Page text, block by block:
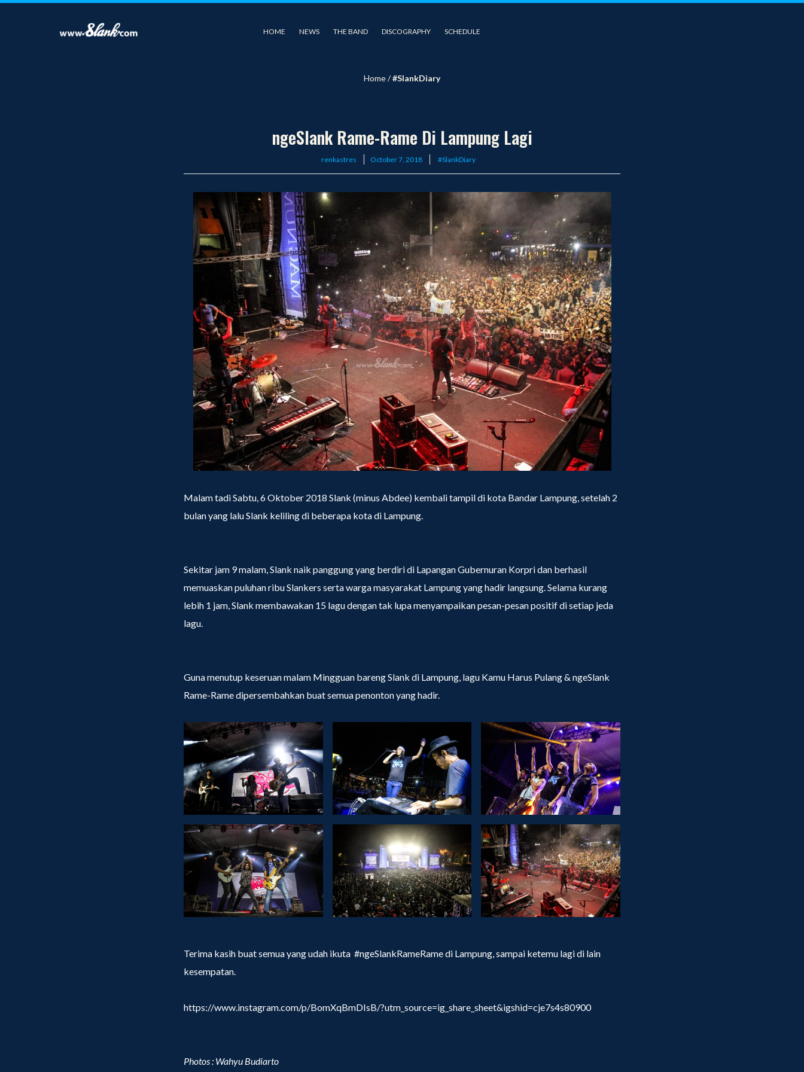
HOME NEWS THE BAND DISCOGRAPHY SCHEDULE
Home/#SlankDiary
ngeSlank Rame-Rame Di Lampung Lagi
renkastres
Posted
October 7, 2018 #SlankDiary
Malam tadi Sabtu, 6 Oktober 2018 Slank (minus Abdee) kembali tampil di kota Bandar Lampung, setelah 2
bulan yang lalu Slank keliling di beberapa kota di Lampung.
Sekitar jam 9 malam, Slank naik panggung yang berdiri di Lapangan Gubernuran Korpri dan berhasil
memuaskan puluhan ribu Slankers serta warga masyarakat Lampung yang hadir langsung. Selama kurang
lebih 1 jam, Slank membawakan 15 lagu dengan tak lupa menyampaikan pesan-pesan positif di setiap jeda
lagu.
Guna menutup keseruan malam Mingguan bareng Slank di Lampung, lagu Kamu Harus Pulang & ngeSlank
Rame-Rame dipersembahkan buat semua penonton yang hadir.
Terima kasih buat semua yang udah ikuta #ngeSlankRameRame di Lampung, sampai ketemu lagi di lain
kesempatan.
https://www.instagram.com/p/BomXqBmDIsB/?utm_source=ig_share_sheet&igshid=cje7s4s80900
Photos : Wahyu Budiarto